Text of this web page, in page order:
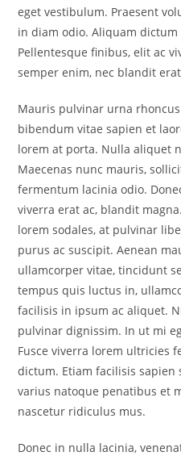
eget vestibulum. Praesent
in diam odio. Aliquam
Pellentesque finibus, elit ac
semper enim, nec blandit
Mauris pulvinar urna
bibendum vitae sapien et
lorem at porta. Nulla aliquet
Maecenas nunc mauris,
fermentum lacinia odio.
viverra erat ac, blandit
lorem sodales, at pulvinar
purus ac suscipit. Aenean
ullamcorper vitae, tincidunt
tempus quis luctus in,
facilisis in ipsum ac aliquet.
pulvinar dignissim. In ut mi
Fusce viverra lorem ultricies
dictum. Etiam facilisis sapien
varius natoque penatibus et
nascetur ridiculus mus.
Donec in nulla lacinia,